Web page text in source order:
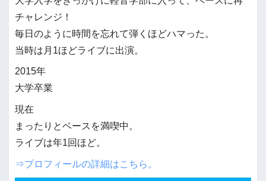
チャレンジ！
毎日のように時間を忘れて弾くほどハマった。
当時は月1ほどライブに出演。
2015年
大学卒業
現在
まったりとベースを満喫中。
ライブは年1回ほど。
⇒プロフィールの詳細はこちら。